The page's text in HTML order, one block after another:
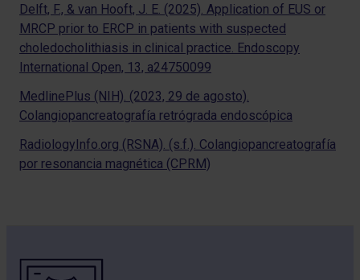
Delft, F., & van Hooft, J. E. (2025). Application of EUS or
MRCP prior to ERCP in patients with suspected
choledocholithiasis in clinical practice. Endoscopy
International Open, 13, a24750099
MedlinePlus (NIH). (2023, 29 de agosto).
Colangiopancreatografía retrógrada endoscópica
RadiologyInfo.org (RSNA). (s.f.). Colangiopancreatografía
por resonancia magnética (CPRM)